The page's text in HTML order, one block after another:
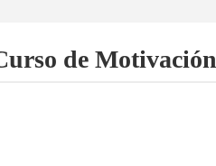
de Motivación